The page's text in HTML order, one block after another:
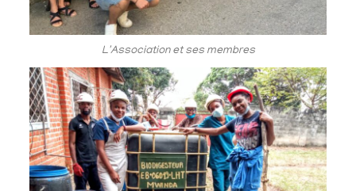
L'Association et ses membres